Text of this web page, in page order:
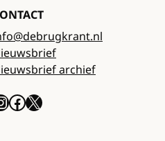
archief
Facebook X